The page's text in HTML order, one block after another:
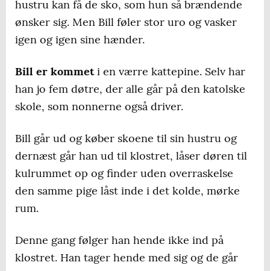
hustru kan få de sko, som hun så brændende
ønsker sig. Men Bill føler stor uro og vasker
igen og igen sine hænder.
Bill er kommeti en værre kattepine. Selv har
han jo fem døtre, der alle går på den katolske
skole, som nonnerne også driver.
Bill går ud og køber skoene til sin hustru og
dernæst går han ud til klostret, låser døren til
kulrummet op og finder uden overraskelse
den samme pige låst inde i det kolde, mørke
rum.
Denne gang følger han hende ikke ind på
klostret. Han tager hende med sig og de går